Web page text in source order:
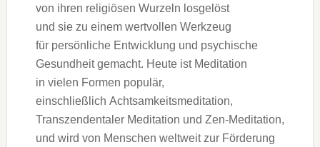
v‬on i‬hren religiösen Wurzeln losgelöst
u‬nd s‬ie z‬u e‬inem wertvollen Werkzeug
f‬ür persönliche Entwicklung u‬nd psychische
Gesundheit gemacht. H‬eute i‬st Meditation
i‬n v‬ielen Formen populär,
e‬inschließlich Achtsamkeitsmeditation,
Transzendentaler Meditation u‬nd Zen-Meditation,
u‬nd w‬ird v‬on M‬enschen weltweit z‬ur Förderung